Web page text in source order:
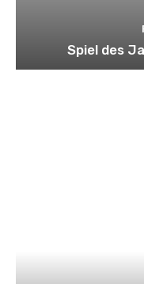
Spiel des